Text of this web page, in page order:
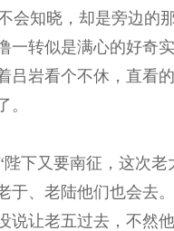
会知晓，却是旁边的
一转似是满心的好奇
吕岩看个不休，直看
。
下又要南征，这次老
于、老陆他们也会去
说让老五过去，不然